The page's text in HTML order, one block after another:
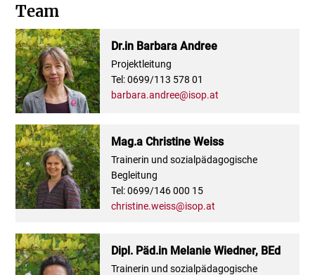
Team
Dr.in Barbara Andree
Tel: 0699/113 578 01
barbara.andree@isop.at
Projektleitung
Mag.a Christine Weiss
Tel: 0699/146 000 15
christine.weiss@isop.at
Trainerin und sozialpädagogische
Begleitung
Dipl. Päd.in Melanie Wiedner, BEd
Trainerin und sozialpädagogische